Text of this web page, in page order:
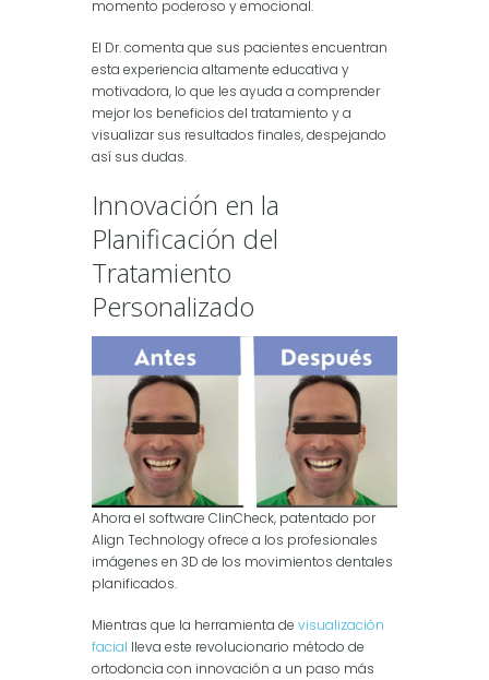
momento poderoso y emocional.
El Dr. comenta que sus pacientes encuentran
esta experiencia altamente educativa y
motivadora, lo que les ayuda a comprender
mejor los beneficios del tratamiento y a
visualizar sus resultados finales, despejando
así sus dudas.
Innovación en la
Planificación del
Tratamiento
Personalizado
Ahora el software ClinCheck, patentado por
Align Technology ofrece a los profesionales
imágenes en 3D de los movimientos dentales
planificados.
Mientras que la herramienta de visualización
facial lleva este revolucionario método de
ortodoncia con innovación a un paso más